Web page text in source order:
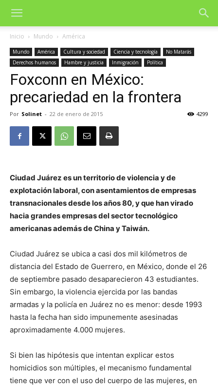
Inicio Mundo América
Mundo América Cultura y sociedad Ciencia y tecnología
No Matarás
Derechos humanos
Hambre y justicia Inmigración Política
Foxconn en México:
precariedad en la frontera
Por Solinet - 22 de enero de 2015 4299
Ciudad Juárez es un territorio de violencia y de
explotación laboral, con asentamientos de empresas
transnacionales desde los años 80, y que han virado
hacia grandes empresas del sector tecnológico
americanas además de China y Taiwán.
Ciudad Juárez se ubica a casi dos mil kilómetros de
distancia del Estado de Guerrero, en México, donde el 26
de septiembre pasado desaparecieron 43 estudiantes.
Sin embargo, la violencia ejercida por las bandas
armadas y la policía en Juárez no es menor: desde 1993
hasta la fecha han sido impunemente asesinadas
aproximadamente 4.000 mujeres.
Si bien las hipótesis que intentan explicar estos
homicidios son múltiples, el mecanismo fundamental
tiene que ver con el uso del cuerpo de las mujeres, en